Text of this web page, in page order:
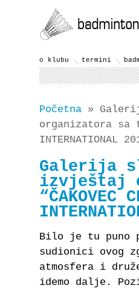
o klubu termini
Početna »
organizatora sa
INTERNATIONAL
Galerija
izvještaj
“ČAKOVEC
Bilo je tu puno
sudionici ovog
atmosfera i
idemo dalje.